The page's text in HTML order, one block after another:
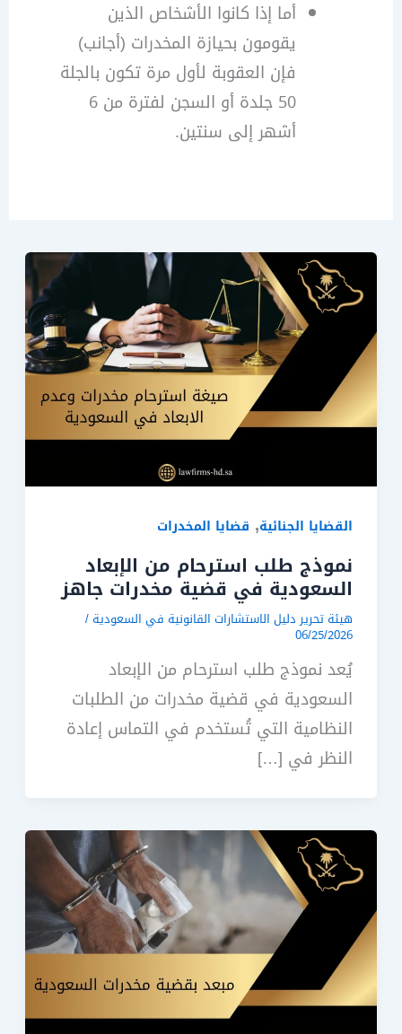
أما إذا كانوا الأشخاص الذين
يقومون بحيازة المخدرات (أجانب)
فإن العقوبة لأول مرة تكون بالجلة
50 جلدة أو السجن لفترة من 6
أشهر إلى سنتين.
القضايا الجنائية, قضايا المخدرات
نموذج طلب استرحام من الإبعاد
السعودية في قضية مخدرات جاهز
هيئة تحرير دليل الاستشارات القانونية في السعودية /
06/25/2026
يُعد نموذج طلب استرحام من الإبعاد
السعودية في قضية مخدرات من الطلبات
النظامية التي تُستخدم في التماس إعادة
النظر في […]